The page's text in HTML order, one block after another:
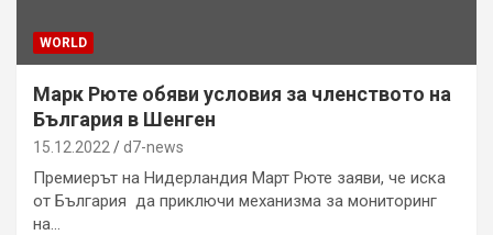
WORLD
Марк Рюте обяви условия за членството на
България в Шенген
15.12.2022 d7-news
Премиерът на Нидерландия Март Рюте заяви, че иска
от България да приключи механизма за мониторинг
на…